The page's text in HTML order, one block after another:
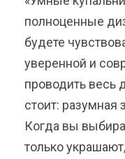
полноценные
будете
уверенной и
проводить весь
стоит: разумная
Когда вы
только